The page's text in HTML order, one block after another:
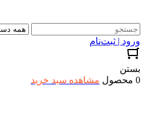
ورود | ثبت‌نام
بستن
0 محصول
مشاهده سبد خرید